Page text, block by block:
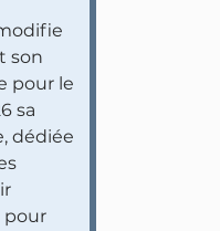
son
pour le
sa
dédiée
pour